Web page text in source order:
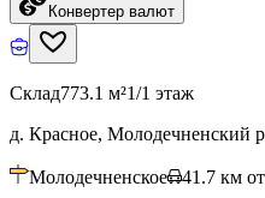
Конвертер валют
Склад773.1 м²1/1 этаж
д. Красное, Молодечненский
Молодечненское 41.7 км